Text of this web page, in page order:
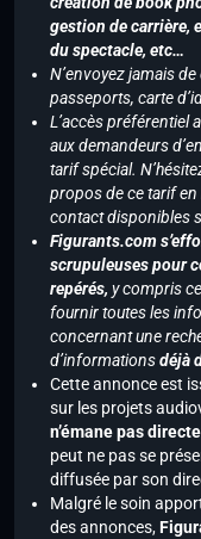
gestion de carrière,
du spectacle, etc…
N’envoyez jamais
passeports, carte
L’accès préférentiel
aux demandeurs
tarif spécial.
propos de ce tarif
contact disponibles
Figurants.com
scrupuleuses pour
repérés, y compris
fournir toutes les
concernant une
d’informationsdéjà
Cette annonce est
sur les projets
n’émane pas
peut ne pas se
diffusée par son
Malgré le soin
des annonces,